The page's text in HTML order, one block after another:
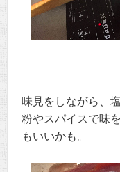
味見をしながら、
粉やスパイスで味
もいいかも。